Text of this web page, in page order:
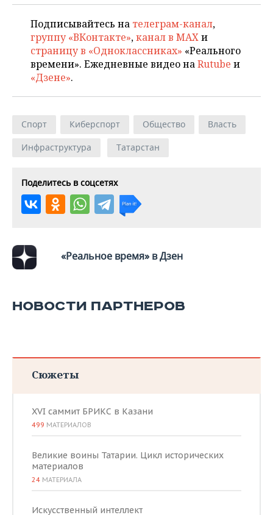
Подписывайтесь на телеграм-канал,
группу «ВКонтакте»,канал в MAXи
страницу в «Одноклассниках» «Реального
времени». Ежедневные видео наRutube и
«Дзене».
Спорт Киберспорт Общество
Власть
Инфраструктура
Татарстан
Поделитесь в соцсетях
«Реальное время» в Дзен
НОВОСТИ ПАРТНЕРОВ
Сюжеты
XVI саммит БРИКС в Казани
499 МАТЕРИАЛОВ
Великие воины Татарии. Цикл исторических
материалов
24 МАТЕРИАЛА
Искусственный интеллект